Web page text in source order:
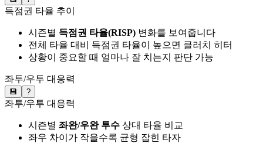
득점권 타율 추이
시즌별 득점권 타율(RISP) 변화를 보여줍니다
전체 타율 대비 득점권 타율이 높으면 클러치 히터
상황이 중요할 때 얼마나 잘 치는지 판단 가능
좌투/우투 대응력
💾 ?
좌투/우투 대응력
시즌별 좌완/우완 투수 상대 타율 비교
좌우 차이가 작을수록 균형 잡힌 타자